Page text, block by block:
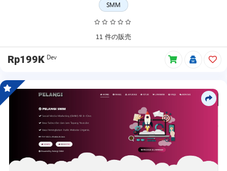
SMM
11 件の販売
Rp199K Dev